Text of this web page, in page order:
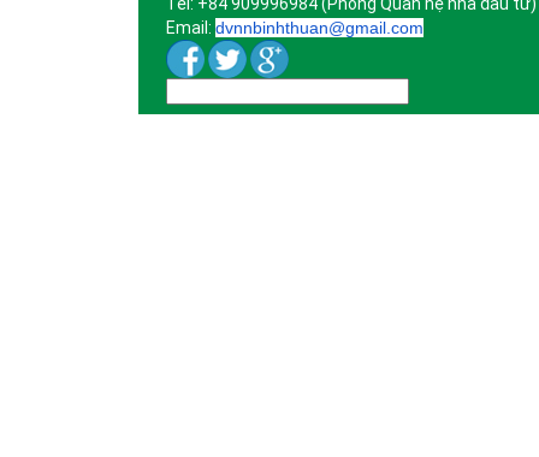
Email: dvnnbinhthuan@gmail.com